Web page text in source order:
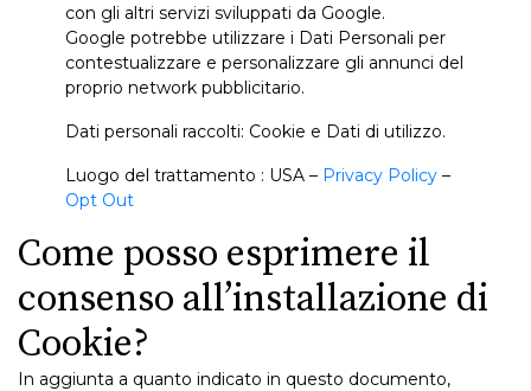
con gli altri servizi sviluppati da Google.
Google potrebbe utilizzare i Dati Personali per
contestualizzare e personalizzare gli annunci del
proprio network pubblicitario.
Dati personali raccolti: Cookie e Dati di utilizzo.
Luogo del trattamento : USA – Privacy Policy –
Opt Out
Come posso esprimere il
consenso all’installazione di
Cookie?
In aggiunta a quanto indicato in questo documento,